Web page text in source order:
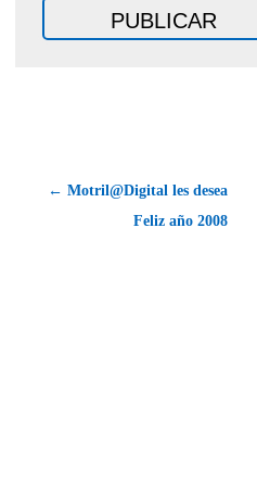
← Motril@Digital les desea
Feliz año 2008